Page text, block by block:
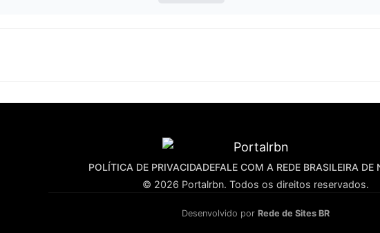
POLÍTICA DE PRIVACIDADEFALE COM A REDE BRASILEIRA DE
© 2026 Portalrbn. Todos os direitos reservados.
Desenvolvido por Rede de Sites BR